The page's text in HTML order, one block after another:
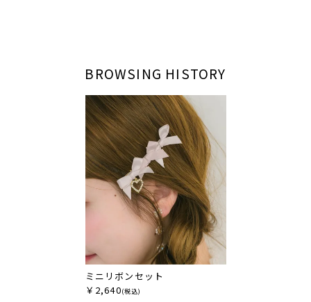
BROWSING HISTORY
ミニリボンセット
￥2,640(税込)